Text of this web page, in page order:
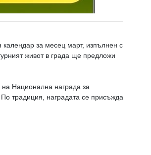
за месец март, изпълнен с
живот в града ще предложи
Национална награда за
традиция, наградата се присъжда